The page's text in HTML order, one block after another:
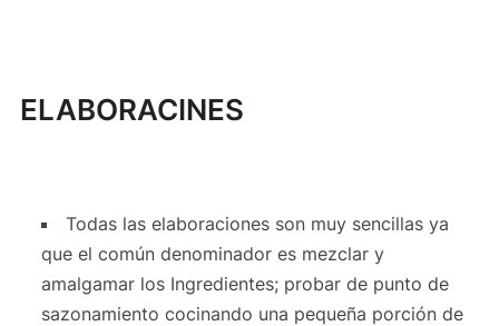
ELABORACINES
Todas las elaboraciones son muy sencillas ya
que el común denominador es mezclar y
amalgamar los Ingredientes; probar de punto de
sazonamiento cocinando una pequeña porción de